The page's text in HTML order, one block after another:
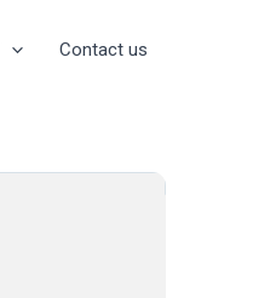
Contact us